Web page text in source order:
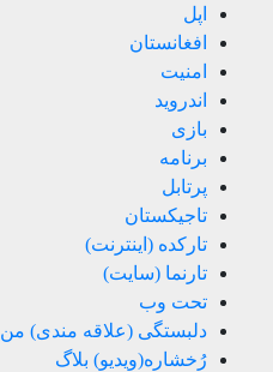
اپل
افغانستان
امنیت
اندروید
بازی
برنامه
پرتابل
تاجیکستان
تارکده (اینترنت)
تارنما (سایت)
تحت وب
دلبستگی (علاقه مندی) من
رُخشاره(ویدیو) بلاگ